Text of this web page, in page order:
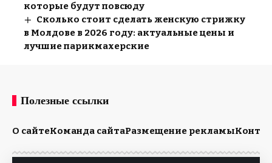
которые будут повсюду
Сколько стоит сделать женскую стрижку
в Молдове в 2026 году: актуальные цены и
лучшие парикмахерские
Полезные ссылки
О сайтеКоманда сайтаРазмещение рекламы